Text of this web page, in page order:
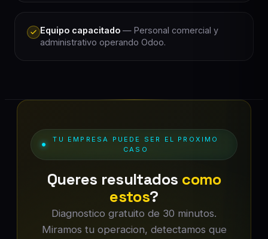
Equipo capacitado — Personal comercial y
administrativo operando Odoo.
TU EMPRESA PUEDE SER EL PROXIMO
CASO
Queres resultados como
estos?
Diagnostico gratuito de 30 minutos.
Miramos tu operacion, detectamos que